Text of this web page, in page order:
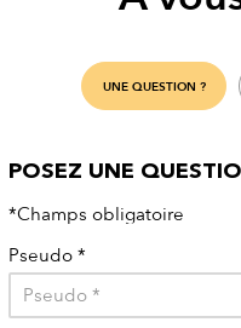
UNE QUESTION ?
POSEZ UNE
*Champs obligatoire
Pseudo *